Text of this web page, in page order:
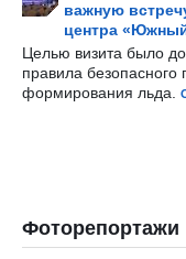
важную
центра
Целью визита было
правила
формирования льда.
Фоторепортажи